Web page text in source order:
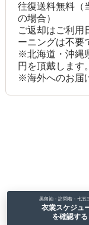
往復送料無料（
の場合）
ご返却はご利用
ーニングは不要
※北海道・沖縄
円を頂戴します。
※海外へのお届
黒留袖・訪問着・七五
衣裳スケジュ
を確認する